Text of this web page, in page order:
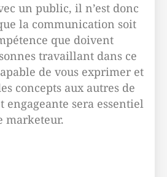
un public, il n’est donc
la communication soit
que doivent
travaillant dans ce
de vous exprimer et
concepts aux autres de
sera essentiel
marketeur.